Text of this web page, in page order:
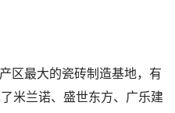
区最大的瓷砖制造基地，有
米兰诺、盛世东方、广乐建